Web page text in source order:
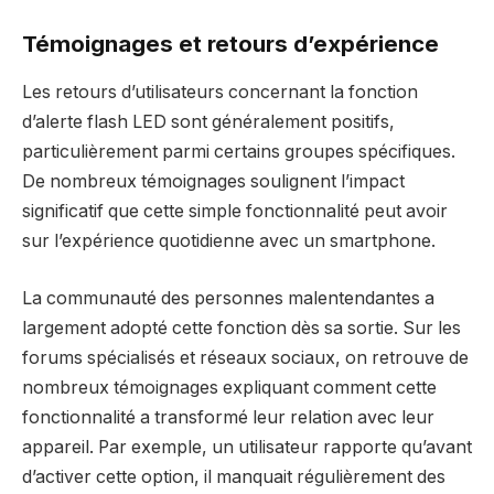
Témoignages et retours d’expérience
Les retours d’utilisateurs concernant la fonction
d’alerte flash LED sont généralement positifs,
particulièrement parmi certains groupes spécifiques.
De nombreux témoignages soulignent l’impact
significatif que cette simple fonctionnalité peut avoir
sur l’expérience quotidienne avec un smartphone.
La communauté des personnes malentendantes a
largement adopté cette fonction dès sa sortie. Sur les
forums spécialisés et réseaux sociaux, on retrouve de
nombreux témoignages expliquant comment cette
fonctionnalité a transformé leur relation avec leur
appareil. Par exemple, un utilisateur rapporte qu’avant
d’activer cette option, il manquait régulièrement des